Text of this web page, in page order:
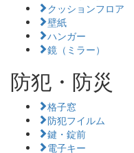
クッションフロア
壁紙
ハンガー
鏡（ミラー）
防犯・防災
格子窓
防犯フイルム
鍵・錠前
電子キー